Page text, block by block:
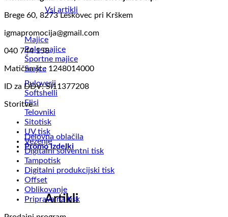
Vsi artikli
Majice
Polo majice
Športne majice
Srajce
Puloverji
Softshelli
Flisi
Telovniki
Delovna oblačila
Promo izdelki
Artikli
Brege 60, 8273 Leskovec pri Krškem
igmapromocija@gmail.com
040 744 158
Matična št.: 1248014000
ID za DDV: SI11377208
Storitve
Sitotisk
UV tisk
Vezenje
Digitalni solventni tisk
Tampotisk
Digitalni produkcijski tisk
Offset
Oblikovanje
Priprava na tisk